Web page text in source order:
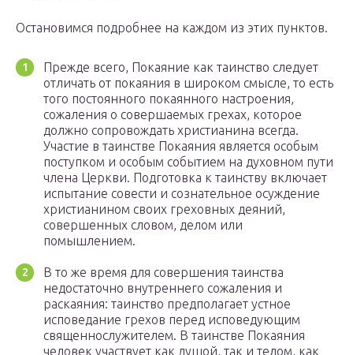
Остановимся подробнее на каждом из этих пунктов.
Прежде всего, Покаяние как таинство следует
отличать от покаяния в широком смысле, то есть
того постоянного покаянного настроения,
сожаления о совершаемых грехах, которое
должно сопровождать христианина всегда.
Участие в таинстве Покаяния является особым
поступком и особым событием на духовном пути
члена Церкви. Подготовка к таинству включает
испытание совести и сознательное осуждение
христианином своих греховных деяний,
совершенных словом, делом или
помышлением.
В то же время для совершения таинства
недостаточно внутреннего сожаления и
раскаяния: таинство предполагает устное
исповедание грехов перед исповедующим
священнослужителем. В таинстве Покаяния
человек участвует как душой, так и телом, как